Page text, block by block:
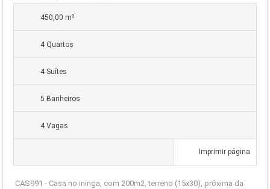
450,00 m²
4 Quartos
4 Suítes
5 Banheiros
4 Vagas
Imprimir página
CAS991 - Casa no ininga, com 200m2, terreno (15x30), próxima da